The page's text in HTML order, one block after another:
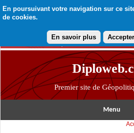
En poursuivant votre navigation sur ce
de cookies.
En savoir plus Accepter
Premier site de
Menu